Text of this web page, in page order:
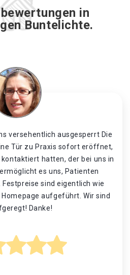
in
Buntelichte.
versehentlich ausgesperrt Die
Tür zu Praxis sofort eröffnet,
hatten, der bei uns in
es uns, Patienten
sind eigentlich wie
aufgeführt. Wir sind
Danke!